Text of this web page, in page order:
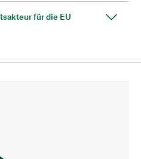
für die EU